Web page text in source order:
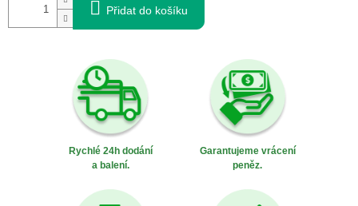
Přidat do košíku
Rychlé 24h dodání
a balení.
Garantujeme vrácení
peněz.